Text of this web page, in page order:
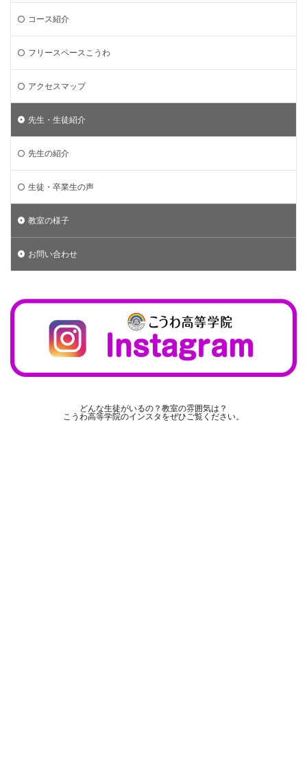
コース紹介
フリースペースこうわ
アクセスマップ
先生・生徒紹介
先生の紹介
生徒・卒業生の声
教室の様子
お問い合わせ
どんな生徒がいるの？教室の雰囲気は？
こうわ高等学院のインスタをぜひご覧ください。